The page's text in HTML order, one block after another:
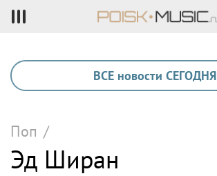
ВСЕ новости СЕГОДНЯ
Поп /
Эд Ширан